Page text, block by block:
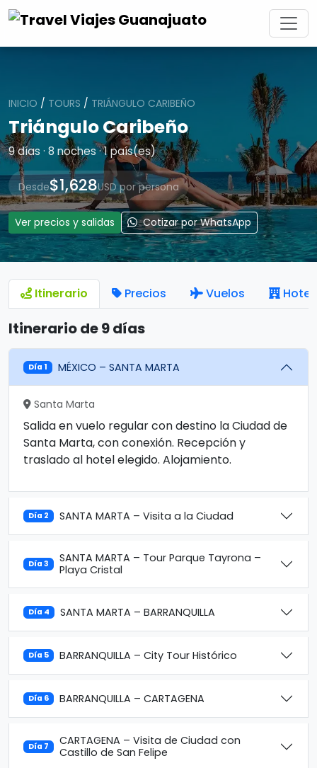
INICIO / TOURS / TRIÁNGULO CARIBEÑO
Triángulo Caribeño
9 días · 8 noches · 1 país(es)
Desde$1,628USD por persona
Ver precios y salidas Cotizar por WhatsApp
Itinerario Precios Vuelos
Itinerario de 9 días
Día 1 MÉXICO – SANTA MARTA
Santa Marta
Salida en vuelo regular con destino la Ciudad de
Santa Marta, con conexión. Recepción y
traslado al hotel elegido. Alojamiento.
Día 2 SANTA MARTA – Visita a la Ciudad
Día 3
SANTA MARTA – Tour Parque Tayrona –
Playa Cristal
Día 4 SANTA MARTA – BARRANQUILLA
Día 5 BARRANQUILLA – City Tour Histórico
Día 6 BARRANQUILLA – CARTAGENA
Día 7
CARTAGENA – Visita de Ciudad con
Castillo de San Felipe